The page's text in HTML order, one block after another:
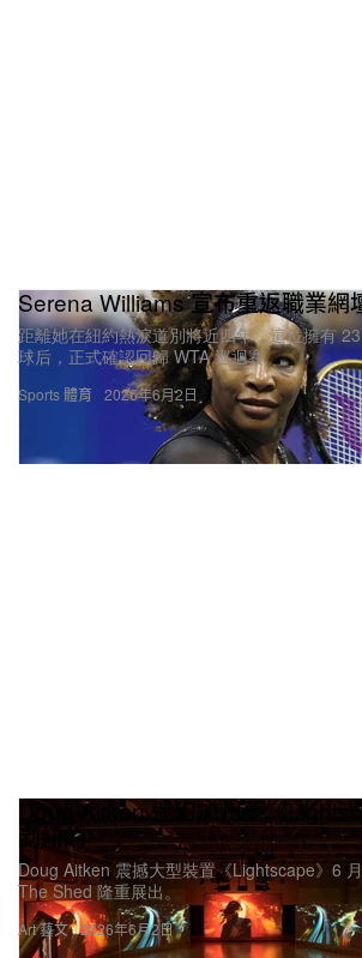
Sports 體育
Serena Williams 宣布重返職業網
距離她在紐約熱淚道別將近四年，這位擁有
球后，正式確認回歸 WTA 巡迴賽。
2026年6月2日
Art 藝文
Doug Aitken 迷幻加州夢《
到紐約
Doug Aitken 震撼大型裝置《Lightscape》6
The Shed 隆重展出。
2026年6月2日